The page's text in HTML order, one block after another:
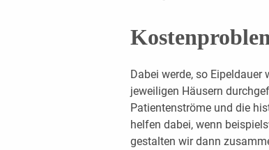
Dabei werde, so Eipeldauer
jeweiligen Häusern
Patientenströme und die
helfen dabei, wenn
gestalten wir dann